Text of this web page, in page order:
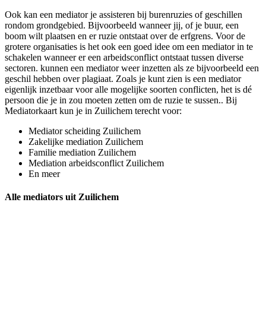
Ook kan een mediator je assisteren bij burenruzies of geschillen
rondom grondgebied. Bijvoorbeeld wanneer jij, of je buur, een
boom wilt plaatsen en er ruzie ontstaat over de erfgrens. Voor de
grotere organisaties is het ook een goed idee om een mediator in te
schakelen wanneer er een arbeidsconflict ontstaat tussen diverse
sectoren. kunnen een mediator weer inzetten als ze bijvoorbeeld een
geschil hebben over plagiaat. Zoals je kunt zien is een mediator
eigenlijk inzetbaar voor alle mogelijke soorten conflicten, het is dé
persoon die je in zou moeten zetten om de ruzie te sussen.. Bij
Mediatorkaart kun je in Zuilichem terecht voor:
Mediator scheiding Zuilichem
Zakelijke mediation Zuilichem
Familie mediation Zuilichem
Mediation arbeidsconflict Zuilichem
En meer
Alle mediators uit Zuilichem